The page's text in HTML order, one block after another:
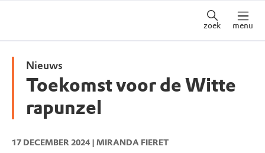
zoek menu
Nieuws
Toekomst voor de Witte
rapunzel
17 DECEMBER 2024 | MIRANDA FIERET